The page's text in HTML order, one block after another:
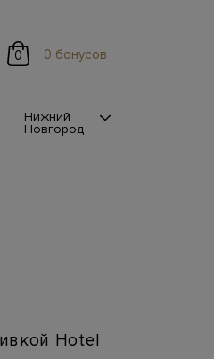
0 0 бонусов
Нижний
Новгород
Hotel